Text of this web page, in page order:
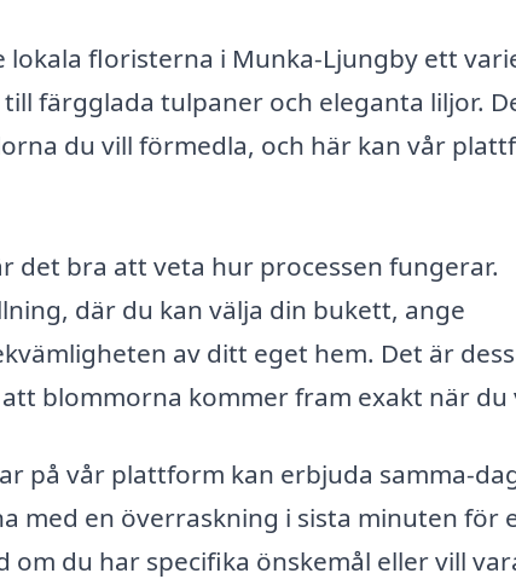
floristerna i Munka-Ljungby ett
färgglada tulpaner och eleganta liljor.
du vill förmedla, och här kan vår
det bra att veta hur processen fungerar.
där du kan välja din bukett, ange
av ditt eget hem. Det är
blommorna kommer fram exakt när du
på vår plattform kan erbjuda samma-
med en överraskning i sista minuten för
du har specifika önskemål eller vill